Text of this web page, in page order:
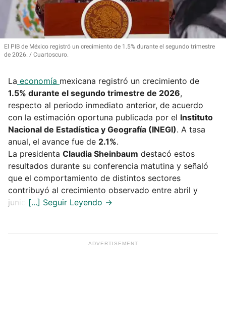
El PIB de México registró un crecimiento de 1.5% durante el segundo trimestre
de 2026.
Cuartoscuro.
La economía mexicana registró un crecimiento de
1.5% durante el segundo trimestre de 2026,
respecto al periodo inmediato anterior, de acuerdo
con la estimación oportuna publicada por el Instituto
Nacional de Estadística y Geografía (INEGI). A tasa
anual, el avance fue de 2.1%.
La presidenta Claudia Sheinbaum destacó estos
resultados durante su conferencia matutina y señaló
que el comportamiento de distintos sectores
contribuyó al crecimiento observado entre abril y
junio.